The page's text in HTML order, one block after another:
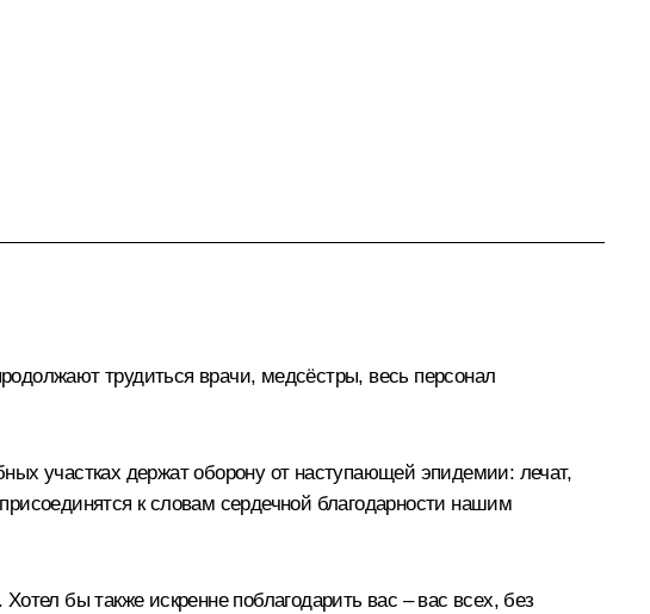
трудиться врачи, медсёстры, весь персонал
участках держат оборону от наступающей эпидемии: лечат,
к словам сердечной благодарности нашим
бы также искренне поблагодарить вас – вас всех, без